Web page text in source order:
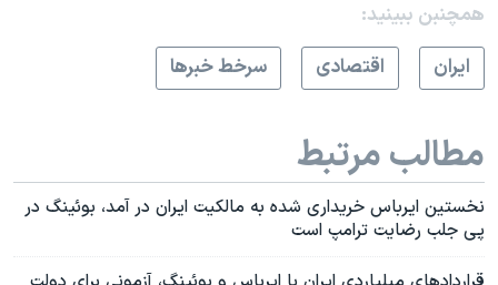
همچنبن ببینید:
ايران
اقتصادی سرخط خبرها
مطالب مرتبط
نخستین ایرباس خریداری شده به مالکیت ایران در آمد، بوئینگ در
پی جلب رضایت ترامپ است